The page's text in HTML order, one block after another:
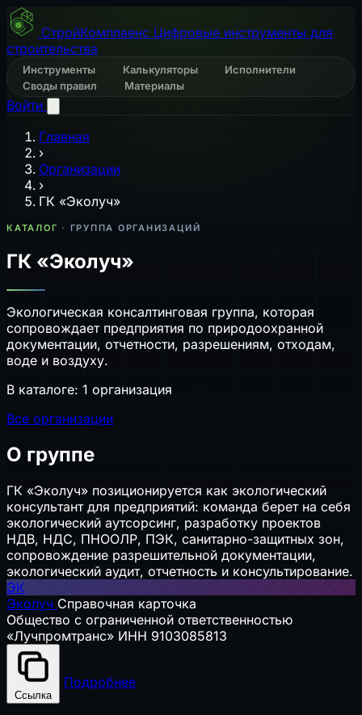
СтройКомплаенс Цифровые инструменты для
строительства
Инструменты Калькуляторы
Исполнители
Своды правил
Материалы
Войти
Главная
›
Организации
›
ГК «Эколуч»
КАТАЛОГ · ГРУППА ОРГАНИЗАЦИЙ
ГК «Эколуч»
Экологическая консалтинговая группа, которая
сопровождает предприятия по природоохранной
документации, отчетности, разрешениям, отходам,
воде и воздуху.
В каталоге: 1 организация
Все организации
О группе
ГК «Эколуч» позиционируется как экологический
консультант для предприятий: команда берет на себя
экологический аутсорсинг, разработку проектов
НДВ, НДС, ПНООЛР, ПЭК, санитарно-защитных зон,
сопровождение разрешительной документации,
экологический аудит, отчетность и консультирование.
ЭК
Эколуч Справочная карточка
Общество с ограниченной ответственностью
«Лучпромтранс» ИНН 9103085813
Ссылка
Подробнее